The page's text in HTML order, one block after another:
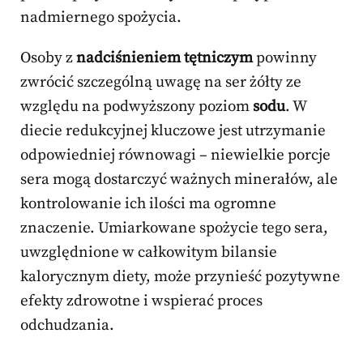
nadmiernego spożycia.
Osoby znadciśnieniem tętniczympowinny
zwrócić szczególną uwagę na ser żółty ze
względu na podwyższony poziom sodu. W
diecie redukcyjnej kluczowe jest utrzymanie
odpowiedniej równowagi – niewielkie porcje
sera mogą dostarczyć ważnych minerałów, ale
kontrolowanie ich ilości ma ogromne
znaczenie. Umiarkowane spożycie tego sera,
uwzględnione w całkowitym bilansie
kalorycznym diety, może przynieść pozytywne
efekty zdrowotne i wspierać proces
odchudzania.